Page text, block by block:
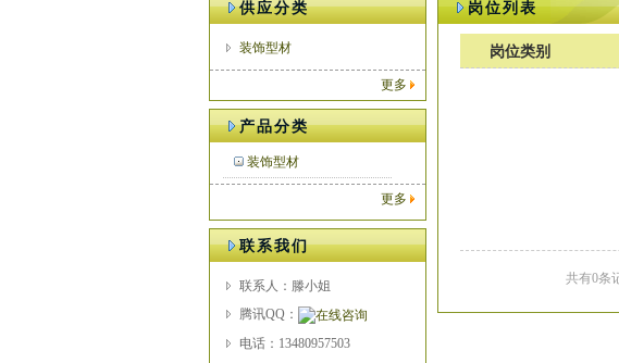
供应分类
装饰型材
更多
产品分类
装饰型材
更多
联系我们
联系人：滕小姐
腾讯QQ：
电话：13480957503
岗位列表
岗位类别
共有0条